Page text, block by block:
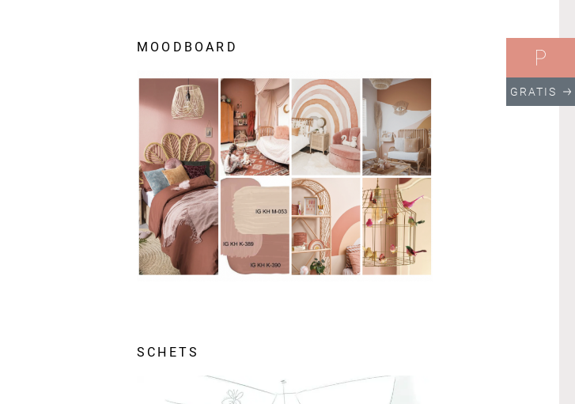
MOODBOARD
SCHETS
GRATIS